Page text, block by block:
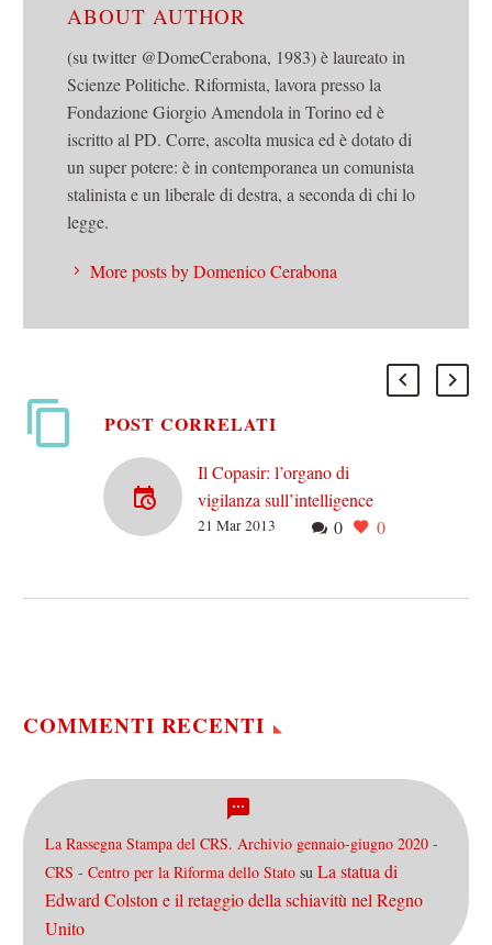
ABOUT AUTHOR
(su twitter @DomeCerabona, 1983) è laureato in
Scienze Politiche. Riformista, lavora presso la
Fondazione Giorgio Amendola in Torino ed è
iscritto al PD. Corre, ascolta musica ed è dotato di
un super potere: è in contemporanea un comunista
stalinista e un liberale di destra, a seconda di chi lo
legge.
More posts by Domenico Cerabona
POST CORRELATI
Il Copasir: l’organo di
vigilanza sull’intelligence
tanto ambito da Grillo
0 0
21 Mar 2013
COMMENTI RECENTI
La Rassegna Stampa del CRS. Archivio gennaio-giugno 2020 -
CRS - Centro per la Riforma dello Stato su La statua di
Edward Colston e il retaggio della schiavitù nel Regno
Unito